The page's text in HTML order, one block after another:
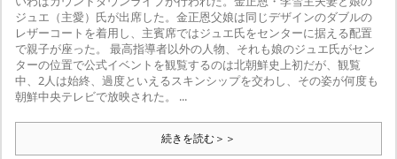
ジュエ（主愛）氏が出席した。金正恩父娘は同じデザインのダブルの
レザーコートを着用し、主賓席ではジュエ氏をセンターに据える配置
で親子が座った。 最高指導者以外の人物、それも娘のジュエ氏がセン
ターの位置で公式イベントを観覧するのは北朝鮮史上初だが、観覧
中、2人は始終、過度といえるスキンシップを交わし、その姿が何度も
朝鮮中央テレビで放映された。 ...
続きを読む＞＞